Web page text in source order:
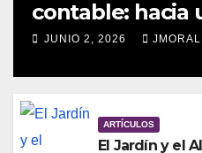
contable: hacia
territorial en el
JUNIO 2, 2026
ARTÍCULOS
El Jardín y el